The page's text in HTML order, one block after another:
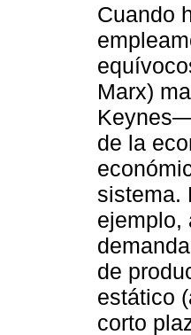
Cuando
Marx)
de la
sistema.
ejemplo,
de
estático
corto